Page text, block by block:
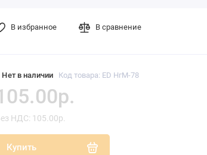
Нет в наличии Код товара: ED НгМ-78
НДС: 105.00р.
Купить
В избранное В сравнение